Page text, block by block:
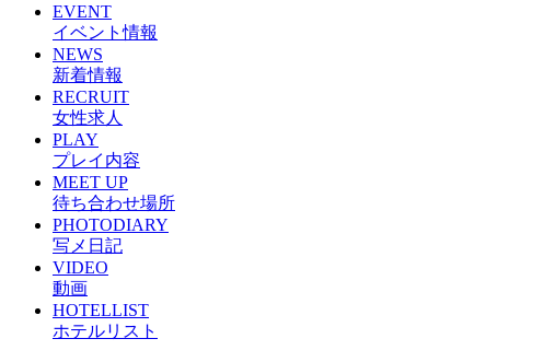
EVENT
イベント情報
NEWS
新着情報
RECRUIT
女性求人
PLAY
プレイ内容
MEET UP
待ち合わせ場所
PHOTODIARY
写メ日記
VIDEO
動画
HOTELLIST
ホテルリスト